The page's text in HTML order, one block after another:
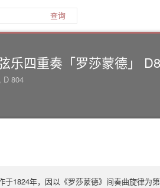
查询
乐四重奏「罗莎蒙德」
D 804
于1824年，因以《罗莎蒙德》间奏曲旋律为